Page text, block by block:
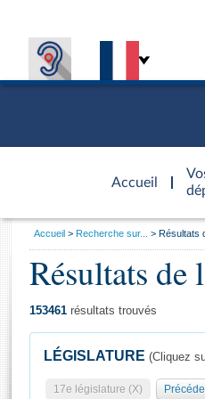
Accueil
d'accueil
Général
Vous
Accueil Recherche sur... Résultats
Résultats de
153461 résultats trouvés
LÉGISLATURE (Cliquez
17e législature (X)